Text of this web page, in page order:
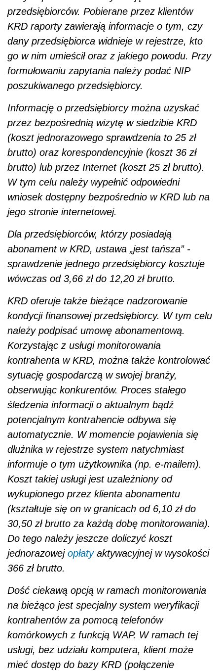
przedsiębiorców. Pobierane przez klientów
KRD raporty zawierają informacje o tym, czy
dany przedsiębiorca widnieje w rejestrze, kto
go w nim umieścił oraz z jakiego powodu. Przy
formułowaniu zapytania należy podać NIP
poszukiwanego przedsiębiorcy.
Informację o przedsiębiorcy można uzyskać
przez bezpośrednią wizytę w siedzibie KRD
(koszt jednorazowego sprawdzenia to 25 zł
brutto) oraz korespondencyjnie (koszt 36 zł
brutto) lub przez Internet (koszt 25 zł brutto).
W tym celu należy wypełnić odpowiedni
wniosek dostępny bezpośrednio w KRD lub na
jego stronie internetowej.
Dla przedsiębiorców, którzy posiadają
abonament w KRD, ustawa „jest tańsza” -
sprawdzenie jednego przedsiębiorcy kosztuje
wówczas od 3,66 zł do 12,20 zł brutto.
KRD oferuje także bieżące nadzorowanie
kondycji finansowej przedsiębiorcy. W tym celu
należy podpisać umowę abonamentową.
Korzystając z usługi monitorowania
kontrahenta w KRD, można także kontrolować
sytuację gospodarczą w swojej branży,
obserwując konkurentów. Proces stałego
śledzenia informacji o aktualnym bądź
potencjalnym kontrahencie odbywa się
automatycznie. W momencie pojawienia się
dłużnika w rejestrze system natychmiast
informuje o tym użytkownika (np. e-mailem).
Koszt takiej usługi jest uzależniony od
wykupionego przez klienta abonamentu
(kształtuje się on w granicach od 6,10 zł do
30,50 zł brutto za każdą dobę monitorowania).
Do tego należy jeszcze doliczyć koszt
jednorazowej opłatyaktywacyjnej w wysokości
366 zł brutto.
Dość ciekawą opcją w ramach monitorowania
na bieżąco jest specjalny system weryfikacji
kontrahentów za pomocą telefonów
komórkowych z funkcją WAP. W ramach tej
usługi, bez udziału komputera, klient może
mieć dostęp do bazy KRD (połączenie